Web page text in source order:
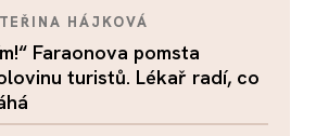
HÁJKOVÁ
Faraonova pomsta
turistů. Lékař radí, co